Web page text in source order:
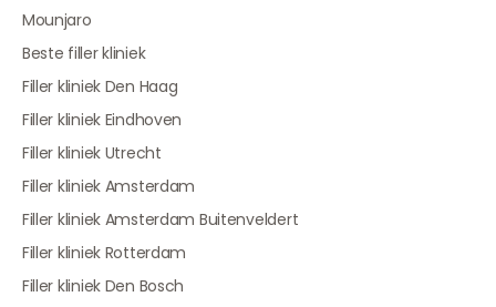
Mounjaro
Beste filler kliniek
Filler kliniek Den Haag
Filler kliniek Eindhoven
Filler kliniek Utrecht
Filler kliniek Amsterdam
Filler kliniek Amsterdam Buitenveldert
Filler kliniek Rotterdam
Filler kliniek Den Bosch